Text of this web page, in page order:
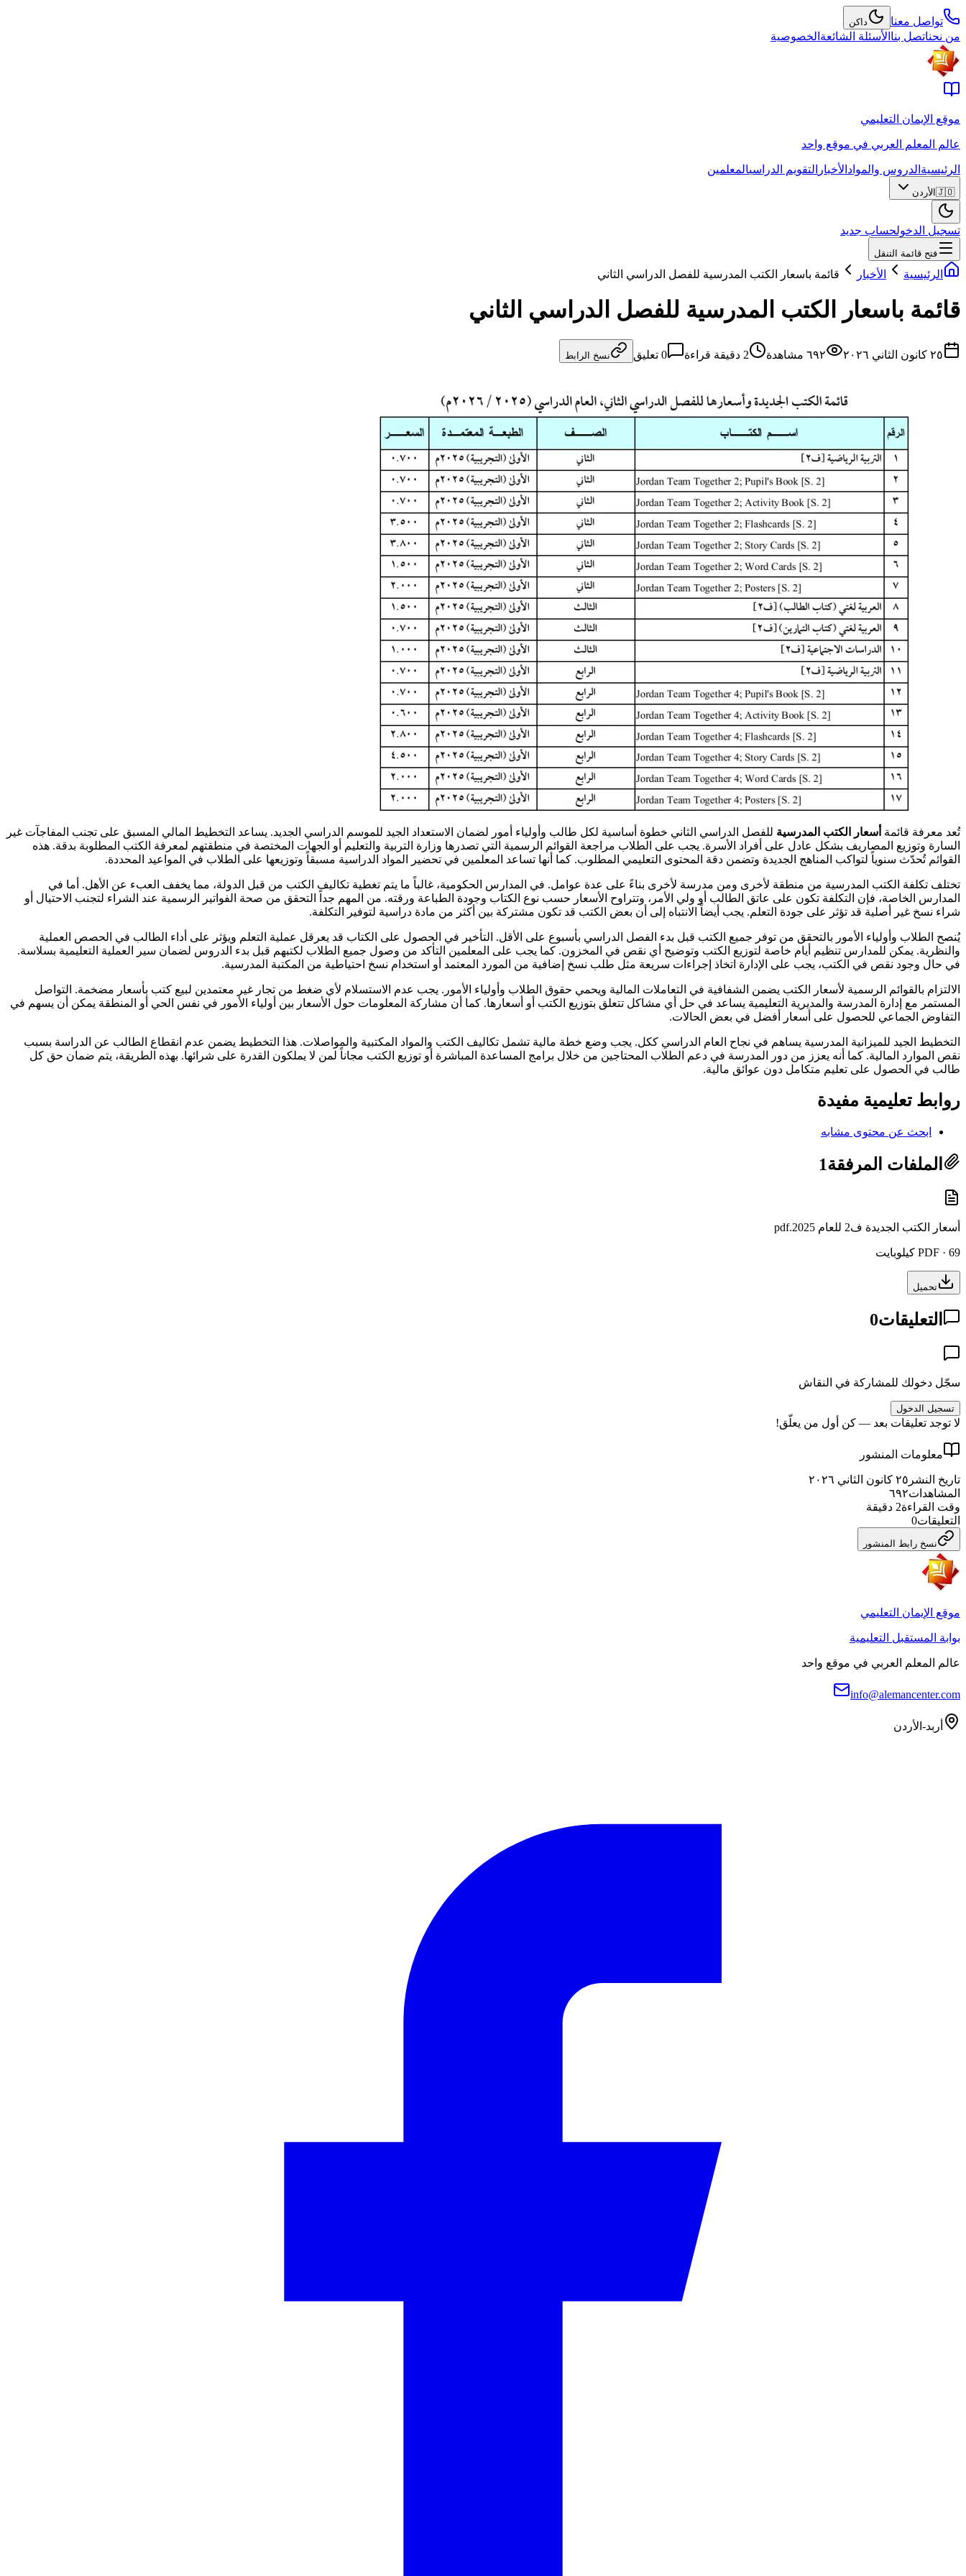
تواصل معنا داكن
من نحناتصل بنا الأسئلة الشائعة الخصوصية
موقع الإيمان التعليمي
عالم المعلم العربي في موقع واحد
الرئيسية الدروس والمواد الأخبار التقويم الدراسيالمعلمين
🇯🇴 الأردن
تسجيل الدخولحساب جديد
فتح قائمة التنقل
الرئيسية الأخبار قائمة باسعار الكتب المدرسية للفصل الدراسي الثاني
قائمة باسعار الكتب المدرسية للفصل الدراسي الثاني
٢٥ كانون الثاني ٢٠٢٦ ٦٩٢ مشاهدة 2 دقيقة قراءة 0 تعليق نسخ الرابط
تُعد معرفة قائمة أسعار الكتب المدرسية للفصل الدراسي الثاني خطوة أساسية لكل طالب وأولياء أمور لضمان الاستعداد الجيد للموسم الدراسي الجديد. يساعد التخطيط المالي المسبق على تجنب المفاجآت غير
السارة وتوزيع المصاريف بشكل عادل على أفراد الأسرة. يجب على الطلاب مراجعة القوائم الرسمية التي تصدرها وزارة التربية والتعليم أو الجهات المختصة في منطقتهم لمعرفة الكتب المطلوبة بدقة. هذه
القوائم تُحدّث سنوياً لتواكب المناهج الجديدة وتضمن دقة المحتوى التعليمي المطلوب. كما أنها تساعد المعلمين في تحضير المواد الدراسية مسبقاً وتوزيعها على الطلاب في المواعيد المحددة.
تختلف تكلفة الكتب المدرسية من منطقة لأخرى ومن مدرسة لأخرى بناءً على عدة عوامل. في المدارس الحكومية، غالباً ما يتم تغطية تكاليف الكتب من قبل الدولة، مما يخفف العبء عن الأهل. أما في
المدارس الخاصة، فإن التكلفة تكون على عاتق الطالب أو ولي الأمر، وتتراوح الأسعار حسب نوع الكتاب وجودة الطباعة ورقته. من المهم جداً التحقق من صحة الفواتير الرسمية عند الشراء لتجنب الاحتيال أو
شراء نسخ غير أصلية قد تؤثر على جودة التعلم. يجب أيضاً الانتباه إلى أن بعض الكتب قد تكون مشتركة بين أكثر من مادة دراسية لتوفير التكلفة.
يُنصح الطلاب وأولياء الأمور بالتحقق من توفر جميع الكتب قبل بدء الفصل الدراسي بأسبوع على الأقل. التأخير في الحصول على الكتاب قد يعرقل عملية التعلم ويؤثر على أداء الطالب في الحصص العملية
والنظرية. يمكن للمدارس تنظيم أيام خاصة لتوزيع الكتب وتوضيح أي نقص في المخزون. كما يجب على المعلمين التأكد من وصول جميع الطلاب لكتبهم قبل بدء الدروس لضمان سير العملية التعليمية بسلاسة.
في حال وجود نقص في الكتب، يجب على الإدارة اتخاذ إجراءات سريعة مثل طلب نسخ إضافية من المورد المعتمد أو استخدام نسخ احتياطية من المكتبة المدرسية.
الالتزام بالقوائم الرسمية لأسعار الكتب يضمن الشفافية في التعاملات المالية ويحمي حقوق الطلاب وأولياء الأمور. يجب عدم الاستسلام لأي ضغط من تجار غير معتمدين لبيع كتب بأسعار مضخمة. التواصل
المستمر مع إدارة المدرسة والمديرية التعليمية يساعد في حل أي مشاكل تتعلق بتوزيع الكتب أو أسعارها. كما أن مشاركة المعلومات حول الأسعار بين أولياء الأمور في نفس الحي أو المنطقة يمكن أن يسهم في
التفاوض الجماعي للحصول على أسعار أفضل في بعض الحالات.
التخطيط الجيد للميزانية المدرسية يساهم في نجاح العام الدراسي ككل. يجب وضع خطة مالية تشمل تكاليف الكتب والمواد المكتبية والمواصلات. هذا التخطيط يضمن عدم انقطاع الطالب عن الدراسة بسبب
نقص الموارد المالية. كما أنه يعزز من دور المدرسة في دعم الطلاب المحتاجين من خلال برامج المساعدة المباشرة أو توزيع الكتب مجاناً لمن لا يملكون القدرة على شرائها. بهذه الطريقة، يتم ضمان حق كل
طالب في الحصول على تعليم متكامل دون عوائق مالية.
روابط تعليمية مفيدة
ابحث عن محتوى مشابه
الملفات المرفقة1
أسعار الكتب الجديدة ف2 للعام 2025.pdf
PDF · 69 كيلوبايت
تحميل
التعليقات0
سجّل دخولك للمشاركة في النقاش
تسجيل الدخول
لا توجد تعليقات بعد — كن أول من يعلّق!
معلومات المنشور
تاريخ النشر ٢٥ كانون الثاني ٢٠٢٦
المشاهدات٦٩٢
وقت القراءة2 دقيقة
التعليقات0
نسخ رابط المنشور
موقع الإيمان التعليمي
بوابة المستقبل التعليمية
عالم المعلم العربي في موقع واحد
info@alemancenter.com
أربد-الأردن